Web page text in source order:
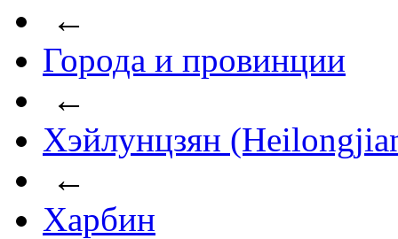
←
Города и провинции
←
Хэйлунцзян
←
Харбин